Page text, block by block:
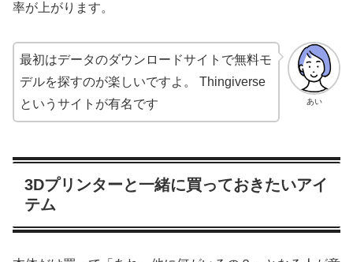
率が上がります。
あい
最初はデータのダウンロードサイトで無料モ
デルを探すのが楽しいですよ。 Thingiverse
というサイトが有名です
3Dプリンターと一緒に買っておきたいアイ
テム